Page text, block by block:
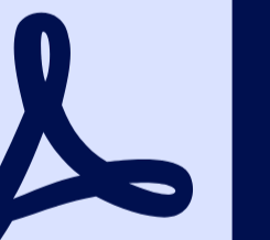
через функциональные и
необходимые для нормального
внятно пояснил: большой
материала с любого
а кондиционер поддерживает
в течение учебного дня. При
конкретные товарные знаки и не
дискриминации нет.
материально-технические
оргтехнике крайне сложно,